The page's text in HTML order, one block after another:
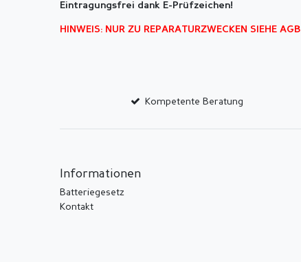
Eintragungsfrei dank E-Prüfzeichen!
HINWEIS: NUR ZU REPARATURZWECKEN SIEHE AGB
Kompetente Beratung
Informationen
Batteriegesetz
Kontakt